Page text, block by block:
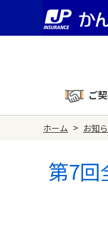
ご
ホーム > お知
第7回